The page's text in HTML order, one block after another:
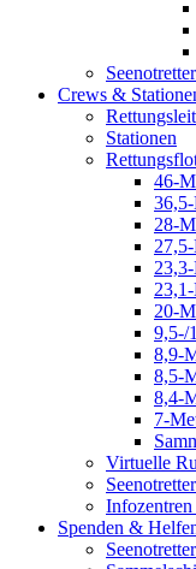
Crews &
Stationen
46-
28-
20-
9,5-/
8,9-
8,5-
8,4-
7-
Virtuelle
Spenden &